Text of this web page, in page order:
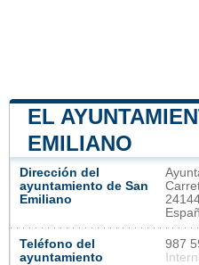
EL
EMILIANO
Dirección del
ayuntamiento de San
Emiliano
Teléfono del
ayuntamiento
987